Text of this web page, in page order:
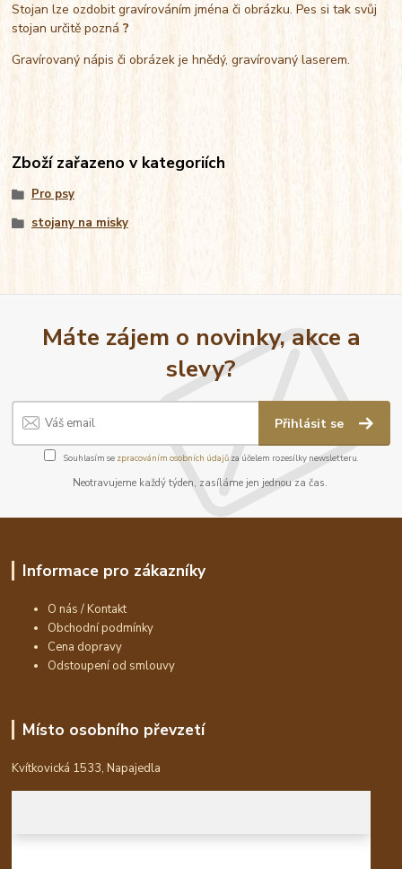
Stojan lze ozdobit gravírováním jména či obrázku. Pes si tak svůj
stojan určitě pozná?
Gravírovaný nápis či obrázek je hnědý, gravírovaný laserem.
Zboží zařazeno v kategoriích
Pro psy
stojany na misky
Máte zájem o novinky, akce a
slevy?
Přihlásit se
Souhlasím se zpracováním osobních údajůza účelem rozesílky newsletteru.
Neotravujeme každý týden, zasíláme jen jednou za čas.
Informace pro zákazníky
O nás / Kontakt
Obchodní podmínky
Cena dopravy
Odstoupení od smlouvy
Místo osobního převzetí
Kvítkovická 1533, Napajedla